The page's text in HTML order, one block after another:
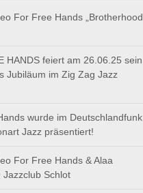
For Free Hands „Brotherhood
HANDS feiert am 26.06.25 sein
Jubiläum im Zig Zag Jazz
wurde im Deutschlandfunk
Jazz präsentiert!
For Free Hands & Alaa
Jazzclub Schlot